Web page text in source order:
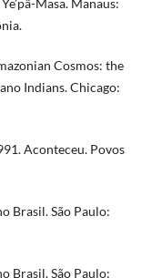
Masa. Manaus:
Cosmos: the
Indians. Chicago:
Aconteceu. Povos
Brasil. São Paulo:
Brasil. São Paulo: